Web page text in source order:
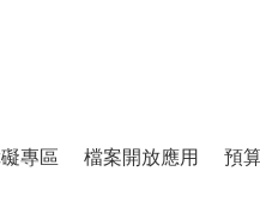
專區 檔案開放應用 預